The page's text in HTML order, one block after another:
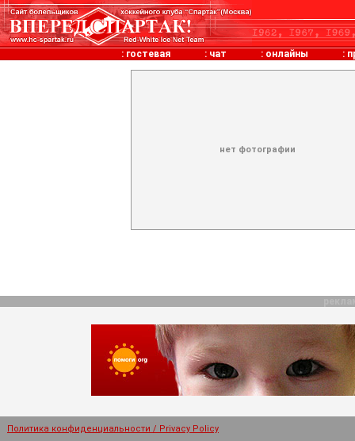
: гостевая : чат : онлайны :
нет фотографии
Политика конфиденциальности / Privacy Policy